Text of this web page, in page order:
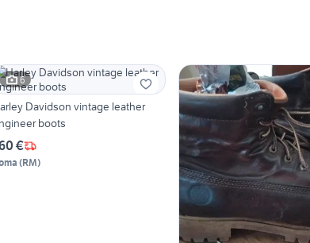
6
Davidson vintage leather
boots
€
(RM)